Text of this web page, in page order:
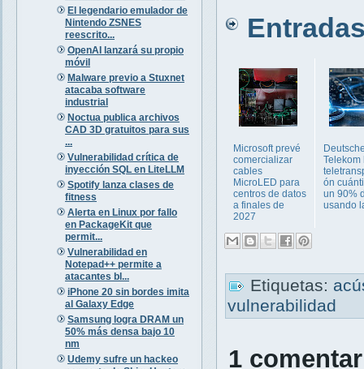
El legendario emulador de
Nintendo ZSNES
reescrito...
OpenAI lanzará su propio
móvil
Malware previo a Stuxnet
atacaba software
industrial
Noctua publica archivos
CAD 3D gratuitos para sus
...
Vulnerabilidad crítica de
inyección SQL en LiteLLM
Spotify lanza clases de
fitness
Alerta en Linux por fallo
en PackageKit que
permit...
Vulnerabilidad en
Notepad++ permite a
atacantes bl...
iPhone 20 sin bordes imita
al Galaxy Edge
Samsung logra DRAM un
50% más densa bajo 10
nm
Udemy sufre un hackeo
Entradas
Microsoft prevé
comercializar
cables
MicroLED para
centros de datos
a finales de
2027
Telekom
ón
un 90%
usando
Etiquetas:
vulnerabilidad
1